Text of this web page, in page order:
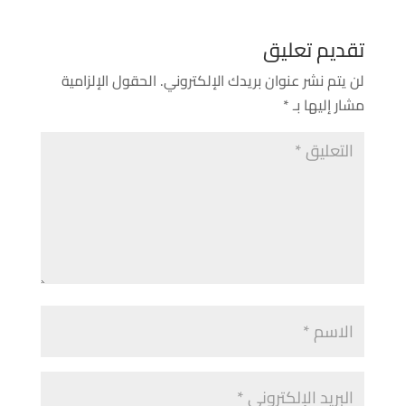
تقديم تعليق
لن يتم نشر عنوان بريدك الإلكتروني. الحقول الإلزامية
مشار إليها بـ*